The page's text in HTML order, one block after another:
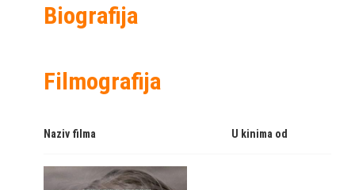
Biografija
Filmografija
Naziv filma U kinima od